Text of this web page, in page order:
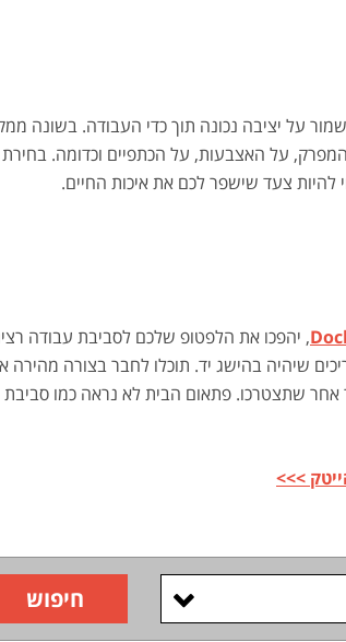
על יציבה נכונה תוך כדי העבודה. בשונה
על האצבעות, על הכתפיים וכדומה. בחירת
צעד שישפר לכם את איכות החיים.
, יהפכו את הלפטופ שלכם לסביבת עבודה
שיהיה בהישג יד. תוכלו לחבר בצורה מהירה
אחר שתצטרכו. פתאום הבית לא נראה כמו
>>>
חיפוש